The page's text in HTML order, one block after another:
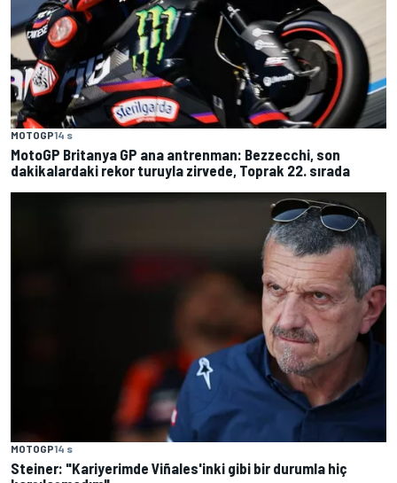
MOTOGP14 s
MotoGP Britanya GP ana antrenman: Bezzecchi, son
dakikalardaki rekor turuyla zirvede, Toprak 22. sırada
MOTOGP14 s
Steiner: "Kariyerimde Viñales'inki gibi bir durumla hiç